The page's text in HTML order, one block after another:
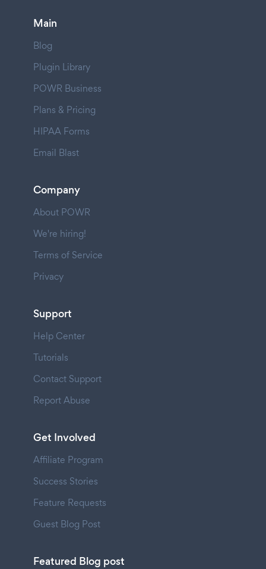
Main
Blog
Plugin Library
POWR Business
Plans & Pricing
HIPAA Forms
Email Blast
Company
About POWR
We're hiring!
Terms of Service
Privacy
Support
Help Center
Tutorials
Contact Support
Report Abuse
Get Involved
Affiliate Program
Success Stories
Feature Requests
Guest Blog Post
Featured Blog post